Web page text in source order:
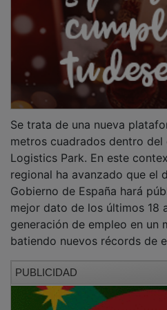
metros cuadrados dentro del
Logistics Park. En este
regional ha avanzado que el
Gobierno de España hará
mejor dato de los últimos 18
generación de empleo en un
batiendo nuevos récords de